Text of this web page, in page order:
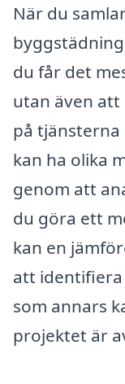
När du
du får det
utan även
på tjänsterna
kan ha olika
genom att
du göra ett
kan en
att
som annars
projektet är